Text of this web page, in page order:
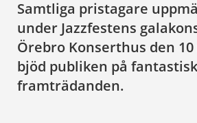
Samtliga pristagare
under Jazzfestens
Örebro Konserthus den
bjöd publiken på
framträdanden.